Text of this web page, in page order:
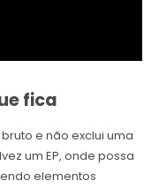
fica
e não exclui uma
um EP, onde possa
elementos